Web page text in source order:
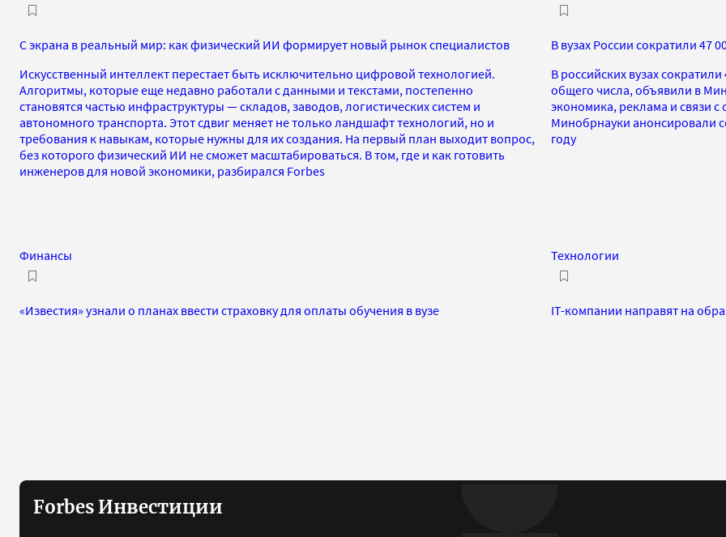
С экрана в реальный мир: как физический ИИ формирует новый рынок специалистов
Искусственный интеллект перестает быть исключительно цифровой технологией.
Алгоритмы, которые еще недавно работали с данными и текстами, постепенно
становятся частью инфраструктуры — складов, заводов, логистических систем и
автономного транспорта. Этот сдвиг меняет не только ландшафт технологий, но и
требования к навыкам, которые нужны для их создания. На первый план выходит вопрос,
без которого физический ИИ не сможет масштабироваться. В том, где и как готовить
инженеров для новой экономики, разбирался Forbes
В вузах России сократили 47
В российских вузах
общего числа, объявили в
экономика, реклама и связи
Минобрнауки анонсировали
году
Финансы
«Известия» узнали о планах ввести страховку для оплаты обучения в вузе
Технологии
IT-компании направят на
Forbes Инвестиции